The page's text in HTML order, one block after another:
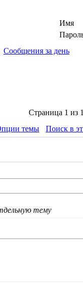
Имя
Сообщения за день
Страница 1 из
темы
Поиск в
тему